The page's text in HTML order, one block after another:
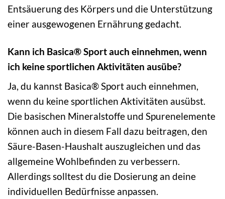
Entsäuerung des Körpers und die Unterstützung
einer ausgewogenen Ernährung gedacht.
Kann ich Basica® Sport auch einnehmen, wenn
ich keine sportlichen Aktivitäten ausübe?
Ja, du kannst Basica® Sport auch einnehmen,
wenn du keine sportlichen Aktivitäten ausübst.
Die basischen Mineralstoffe und Spurenelemente
können auch in diesem Fall dazu beitragen, den
Säure-Basen-Haushalt auszugleichen und das
allgemeine Wohlbefinden zu verbessern.
Allerdings solltest du die Dosierung an deine
individuellen Bedürfnisse anpassen.